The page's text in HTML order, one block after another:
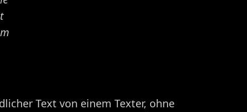
Text von einem Texter, ohne